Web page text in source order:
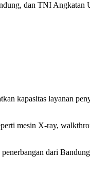
dan TNI Angkatan
kapasitas layanan
mesin X-ray,
dari